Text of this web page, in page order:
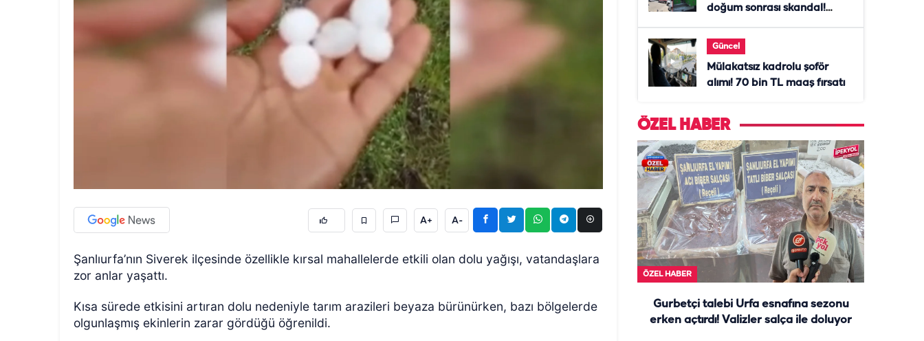
A+ A-
Şanlıurfa’nın Siverek ilçesinde özellikle kırsal mahallelerde etkili olan dolu yağışı, vatandaşlara
zor anlar yaşattı.
Kısa sürede etkisini artıran dolu nedeniyle tarım arazileri beyaza bürünürken, bazı bölgelerde
olgunlaşmış ekinlerin zarar gördüğü öğrenildi.
doğum sonrası skandal!
Güncel
Mülakatsız kadrolu şoför
alımı! 70 bin TL maaş fırsatı
ÖZEL HABER
ÖZEL HABER
1 2 3 4 5